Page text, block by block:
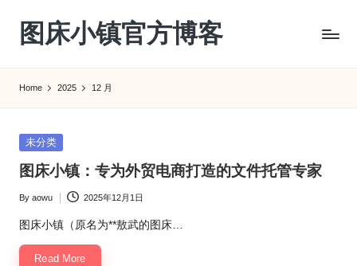
content
图床小镇官方博客
Home 2025 12 月
Posted
未分类
图床小镇：专为外贸电商打造的文件托管专家
Posted
by
By aowu 2025年12月1日
图床小镇（原名为**敖武的图床…
Read More